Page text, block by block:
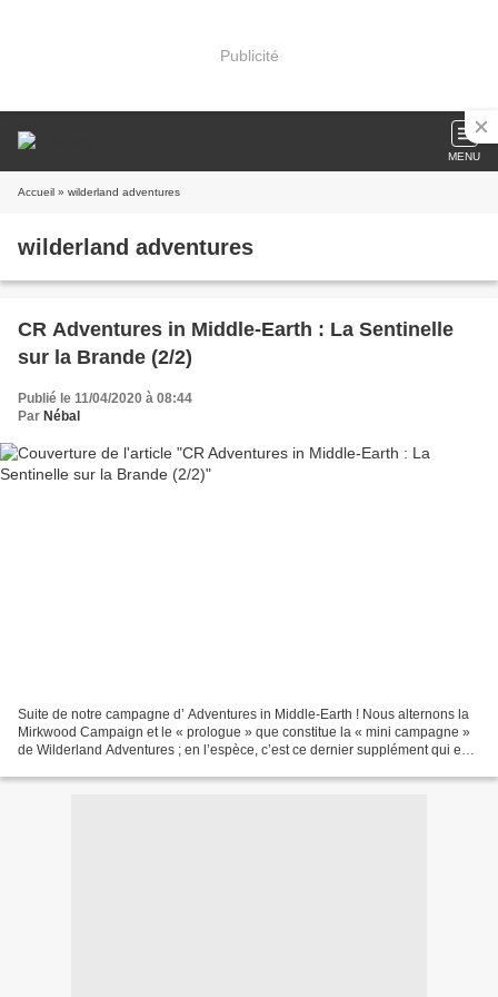
Publicité
MENU
Accueil » wilderland adventures
wilderland adventures
CR Adventures in Middle-Earth : La Sentinelle
sur la Brande (2/2)
Publié le 11/04/2020 à 08:44
Par Nébal
Suite de notre campagne d’ Adventures in Middle-Earth ! Nous alternons la
Mirkwood Campaign et le « prologue » que constitue la « mini campagne »
de Wilderland Adventures ; en l’espèce, c’est ce dernier supplément qui est